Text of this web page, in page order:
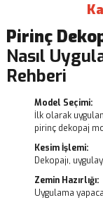
Pirinç
Nasıl
Rehberi
Model Seçimi:
İlk olarak
pirinç dekopaj
Kesim İşlemi:
Dekopajı,
Zemin Hazırlığı:
Uygulama